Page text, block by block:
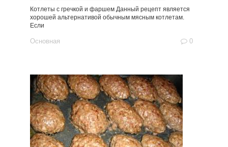
Котлеты с гречкой и фаршем Данный рецепт является
хорошей альтернативой обычным мясным котлетам.
Если
Основная 0